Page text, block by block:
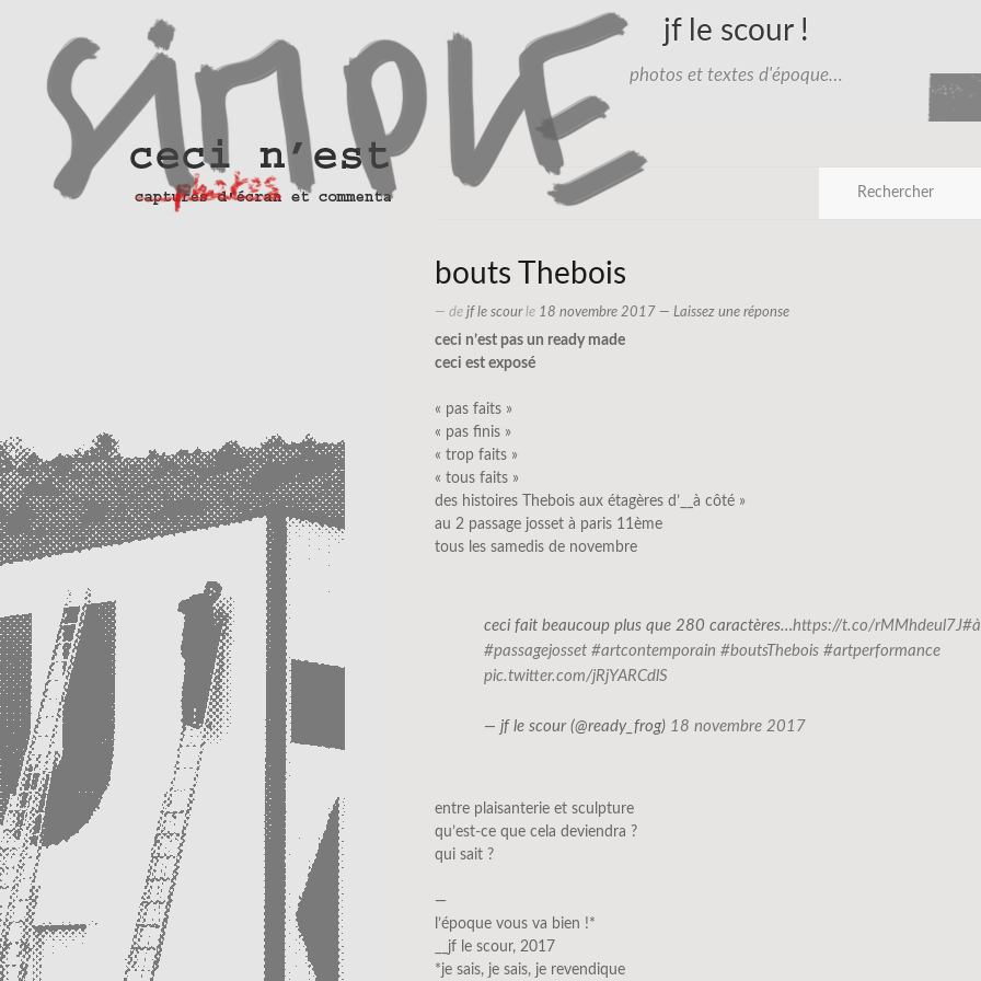
jf le scour !
photos et textes d'époque…
bouts Thebois
— de jf le scourle 18 novembre 2017 — Laissez une réponse
ceci n’est pas un ready made
ceci est exposé
« pas faits »
« pas finis »
« trop faits »
« tous faits »
des histoires Thebois aux étagères d’__à côté »
au 2 passage josset à paris 11ème
tous les samedis de novembre
ceci fait beaucoup plus que 280 caractères…https://t.co/rMMhdeul7J
#passagejosset #artcontemporain #boutsThebois #artperformance
pic.twitter.com/jRjYARCdlS
— jf le scour (@ready_frog) 18 novembre 2017
entre plaisanterie et sculpture
qu’est-ce que cela deviendra ?
qui sait ?
—
l’époque vous va bien !*
__jf le scour, 2017
*je sais, je sais, je revendique